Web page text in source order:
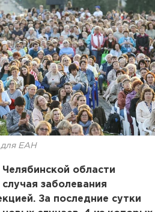
ЕАН
области
заболевания
За последние сутки